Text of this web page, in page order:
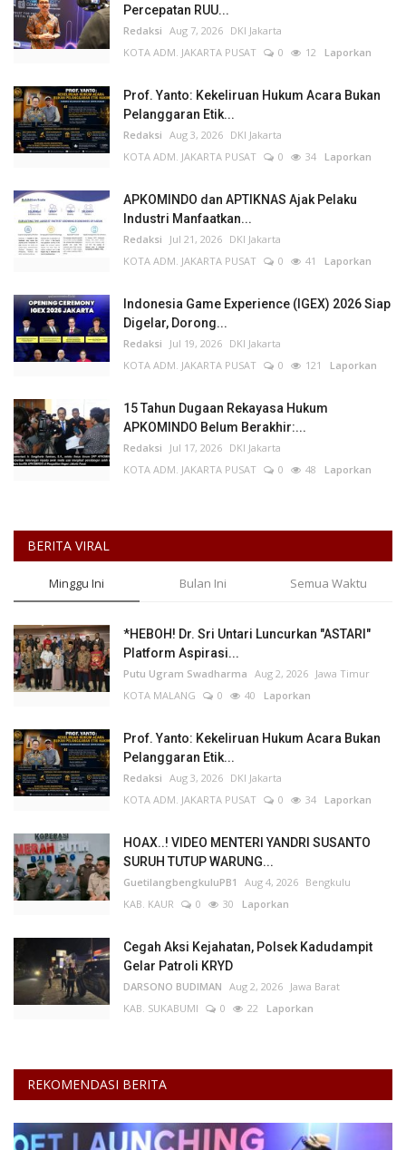
Percepatan RUU...
Redaksi Aug 7, 2026 DKI Jakarta
KOTA ADM. JAKARTA PUSAT
0 12 Laporkan
Prof. Yanto: Kekeliruan Hukum Acara Bukan
Pelanggaran Etik...
Redaksi Aug 3, 2026 DKI Jakarta
KOTA ADM. JAKARTA PUSAT
0 34 Laporkan
APKOMINDO dan APTIKNAS Ajak Pelaku
Industri Manfaatkan...
Redaksi Jul 21, 2026 DKI Jakarta
KOTA ADM. JAKARTA PUSAT
0 41 Laporkan
Indonesia Game Experience (IGEX) 2026 Siap
Digelar, Dorong...
Redaksi Jul 19, 2026 DKI Jakarta
KOTA ADM. JAKARTA PUSAT
0 121 Laporkan
15 Tahun Dugaan Rekayasa Hukum
APKOMINDO Belum Berakhir:...
Redaksi Jul 17, 2026 DKI Jakarta
KOTA ADM. JAKARTA PUSAT
0 48 Laporkan
BERITA VIRAL
Minggu Ini Bulan Ini Semua Waktu
*HEBOH! Dr. Sri Untari Luncurkan "ASTARI"
Platform Aspirasi...
Putu Ugram Swadharma Aug 2, 2026 Jawa Timur
KOTA MALANG
0 40 Laporkan
Prof. Yanto: Kekeliruan Hukum Acara Bukan
Pelanggaran Etik...
Redaksi Aug 3, 2026 DKI Jakarta
KOTA ADM. JAKARTA PUSAT
0 34 Laporkan
HOAX..! VIDEO MENTERI YANDRI SUSANTO
SURUH TUTUP WARUNG...
GuetilangbengkuluPB1 Aug 4, 2026 Bengkulu
KAB. KAUR
0 30 Laporkan
Cegah Aksi Kejahatan, Polsek Kadudampit
Gelar Patroli KRYD
DARSONO BUDIMAN Aug 2, 2026 Jawa Barat
KAB. SUKABUMI
0 22 Laporkan
REKOMENDASI BERITA